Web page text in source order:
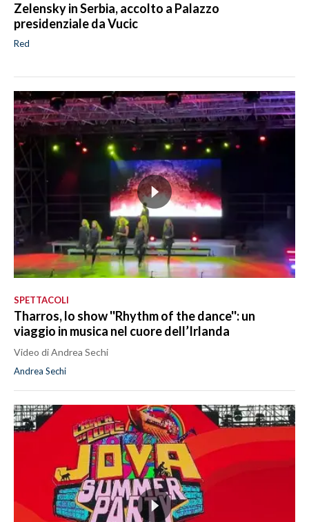
Zelensky in Serbia, accolto a Palazzo
presidenziale da Vucic
Red
SPETTACOLI
Tharros, lo show ''Rhythm of the dance'': un
viaggio in musica nel cuore dell’Irlanda
Video di Andrea Sechi
Andrea Sechi